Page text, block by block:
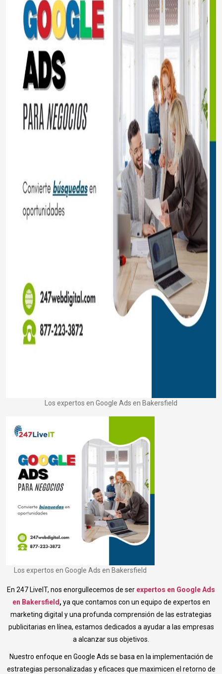
Los expertos en Google Ads en Bakersfield
Los expertos en Google Ads en Bakersfield
En 247 LiveIT, nos enorgullecemos de ser expertos en Google Ads
en Bakersfield, ya que contamos con un equipo de expertos en
marketing digital y una profunda comprensión de las estrategias
publicitarias en línea, estamos dedicados a ayudar a las empresas
a alcanzar sus objetivos.
Nuestro enfoque en Google Ads se basa en la implementación de
estrategias personalizadas y eficaces que maximicen el retorno de